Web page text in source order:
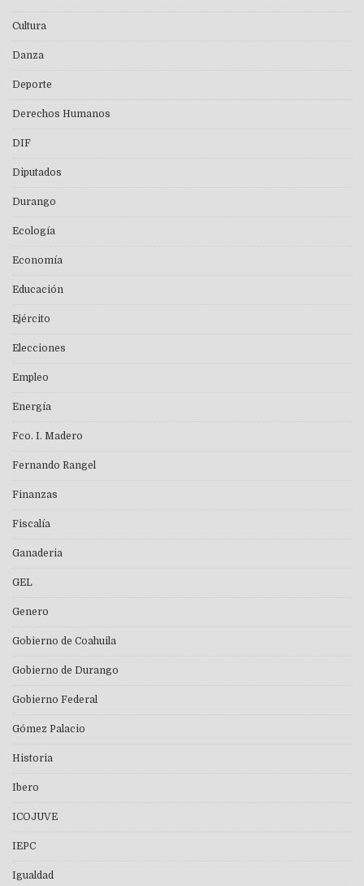
Cultura
Danza
Deporte
Derechos Humanos
DIF
Diputados
Durango
Ecología
Economía
Educación
Ejército
Elecciones
Empleo
Energía
Fco. I. Madero
Fernando Rangel
Finanzas
Fiscalía
Ganaderia
GEL
Genero
Gobierno de Coahuila
Gobierno de Durango
Gobierno Federal
Gómez Palacio
Historia
Ibero
ICOJUVE
IEPC
Igualdad